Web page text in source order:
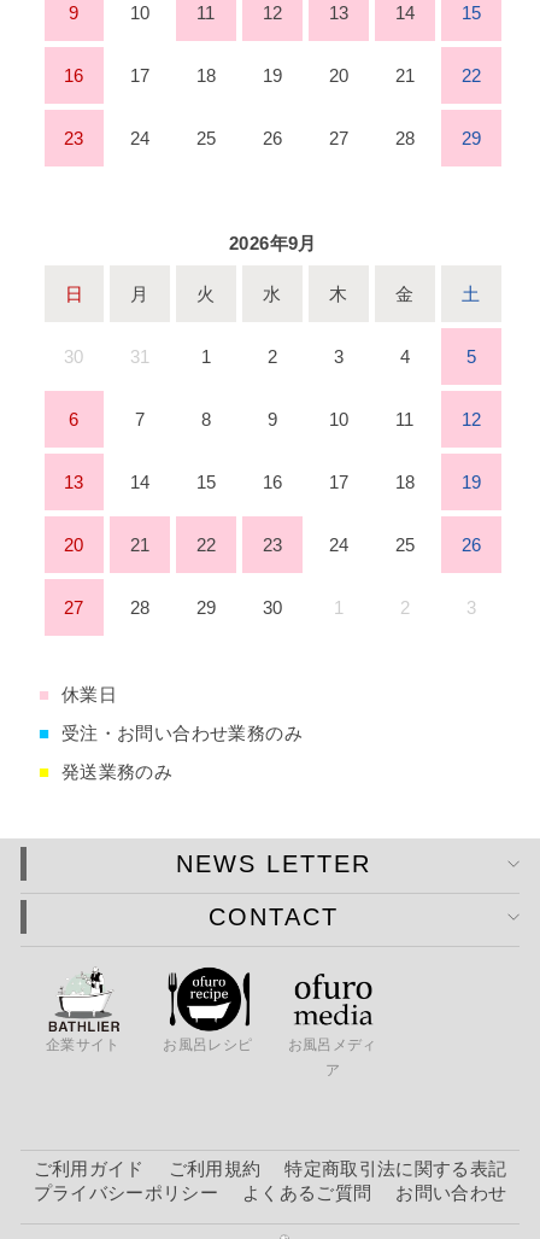
9 10 11 12 13 14 15
16 17 18 19 20 21 22
23 24 25 26 27 28 29
2026年9月
日 月 火 水 木 金 土
30 31 1 2 3 4 5
6 7 8 9 10 11 12
13 14 15 16 17 18 19
20 21 22 23 24 25 26
27 28 29 30 1 2 3
■
休業日
■
受注・お問い合わせ業務のみ
■ 発送業務のみ
NEWS LETTER
CONTACT
企業サイト お風呂レシピ
お風呂メディ
ア
ご利用ガイド ご利用規約
特定商取引法に関する表記
プライバシーポリシー
よくあるご質問 お問い合わせ